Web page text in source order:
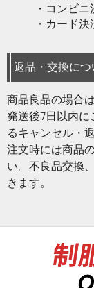
・コンビニ
・カード決
返品・交換につ
商品良品の場合
発送後7日以内に
るキャンセル・
注文時には商品
い。不良品交換
きます。